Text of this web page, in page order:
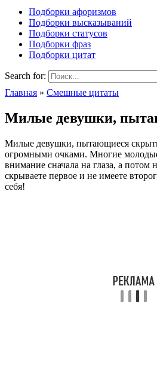
Подборки афоризмов
Подборки высказываний
Подборки статусов
Подборки фраз
Подборки цитат
Search for:
Главная » Смешные цитаты
Милые девушки,
Милые девушки, пытающиеся
огромными очками. Многие
внимание сначала на глаза, а
скрываете первое и не имеете
себя!